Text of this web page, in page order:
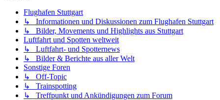
Flughafen Stuttgart
↳ Informationen und Diskussionen zum Flughafen Stuttgart
↳ Bilder, Movements und Highlights aus Stuttgart
Luftfahrt und Spotten weltweit
↳ Luftfahrt- und Spotternews
↳ Bilder & Berichte aus aller Welt
Sonstige Foren
↳ Off-Topic
↳ Trainspotting
↳ Treffpunkt und Ankündigungen zum Forum